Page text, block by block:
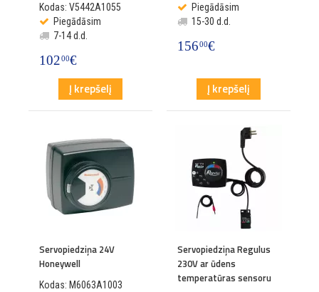
Kodas: V5442A1055
Piegādāsim
7-14 d.d.
10200€
Į krepšelį
Piegādāsim
15-30 d.d.
15600€
Į krepšelį
Servopiedziņa 24V
Honeywell
Kodas: M6063A1003
Servopiedziņa Regulus
230V ar ūdens
temperatūras sensoru